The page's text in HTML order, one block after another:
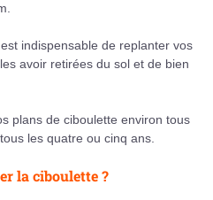
indispensable de replanter vos
avoir retirées du sol et de bien
plans de ciboulette environ tous
les quatre ou cinq ans.
la ciboulette ?